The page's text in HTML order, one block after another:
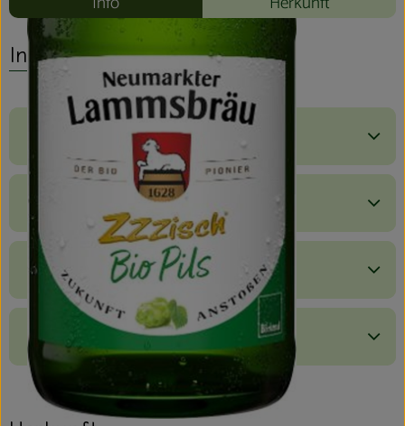
Info
Produktinformationen
Nährwert-Info
Produktdatenblatt